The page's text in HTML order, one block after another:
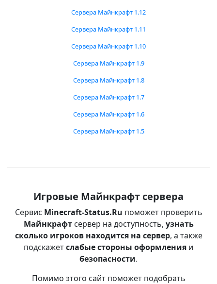
Сервера Майнкрафт 1.12
Сервера Майнкрафт 1.11
Сервера Майнкрафт 1.10
Сервера Майнкрафт 1.9
Сервера Майнкрафт 1.8
Сервера Майнкрафт 1.7
Сервера Майнкрафт 1.6
Сервера Майнкрафт 1.5
Игровые Майнкрафт сервера
Сервис Minecraft-Status.Ru поможет проверить
Майнкрафтсервер на доступность, узнать
сколько игроков находится на сервер, а также
подскажетслабые стороны оформления и
безопасности.
Помимо этого сайт поможет подобрать